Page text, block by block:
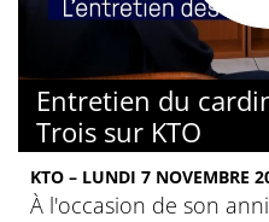
Entretien du
Trois sur KTO
KTO – LUNDI 7 NOVEMBRE
À l'occasion de son